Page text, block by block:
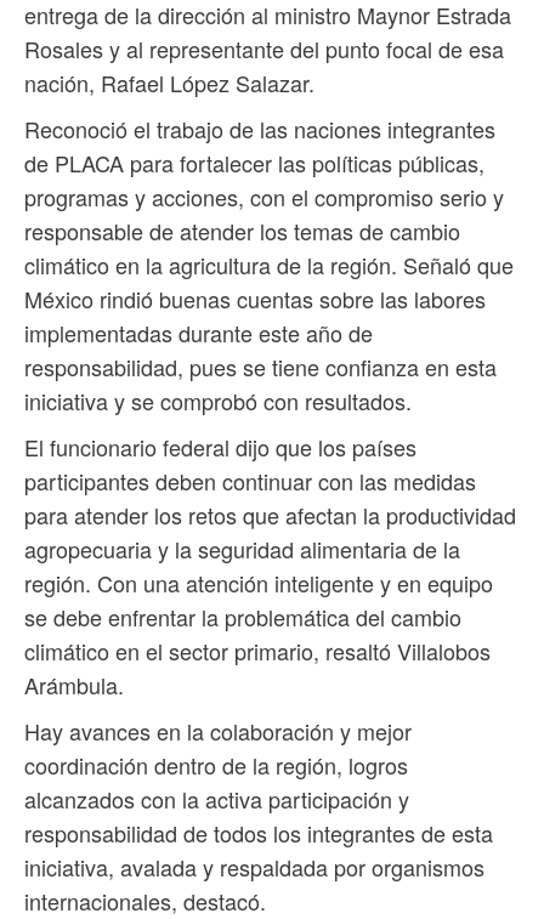
entrega de la dirección al ministro Maynor Estrada
Rosales y al representante del punto focal de esa
nación, Rafael López Salazar.
Reconoció el trabajo de las naciones integrantes
de PLACA para fortalecer las políticas públicas,
programas y acciones, con el compromiso serio y
responsable de atender los temas de cambio
climático en la agricultura de la región. Señaló que
México rindió buenas cuentas sobre las labores
implementadas durante este año de
responsabilidad, pues se tiene confianza en esta
iniciativa y se comprobó con resultados.
El funcionario federal dijo que los países
participantes deben continuar con las medidas
para atender los retos que afectan la productividad
agropecuaria y la seguridad alimentaria de la
región. Con una atención inteligente y en equipo
se debe enfrentar la problemática del cambio
climático en el sector primario, resaltó Villalobos
Arámbula.
Hay avances en la colaboración y mejor
coordinación dentro de la región, logros
alcanzados con la activa participación y
responsabilidad de todos los integrantes de esta
iniciativa, avalada y respaldada por organismos
internacionales, destacó.